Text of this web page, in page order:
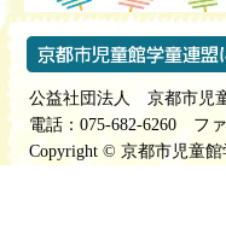
公益社団法人 京都市児
電話：075-682-6260 フ
Copyright © 京都市児童館